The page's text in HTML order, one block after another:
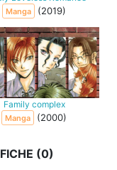
Manga (2019)
Family complex
Manga (2000)
(0)